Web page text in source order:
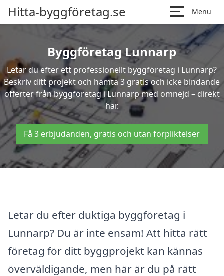
Hitta-byggföretag.se Menu
Byggföretag Lunnarp
Letar du efter ett professionellt byggföretag i Lunnarp?
Beskriv ditt projekt och hämta 3 gratis och icke bindande
offerter från byggföretag i Lunnarp med omnejd – direkt
här.
Få 3 erbjudanden, gratis och utan förpliktelser
Letar du efter duktiga byggföretag i
Lunnarp? Du är inte ensam! Att hitta rätt
företag för ditt byggprojekt kan kännas
överväldigande, men här är du på rätt